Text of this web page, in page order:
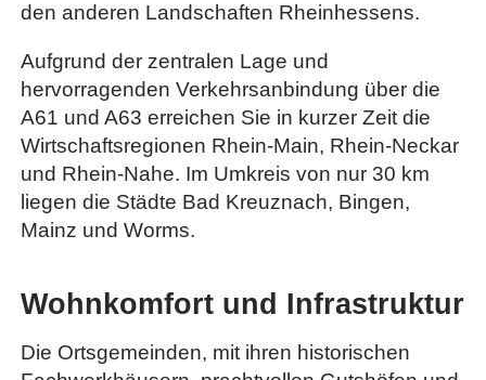
den anderen Landschaften Rheinhessens.
Aufgrund der zentralen Lage und
hervorragenden Verkehrsanbindung über die
A61 und A63 erreichen Sie in kurzer Zeit die
Wirtschaftsregionen Rhein-Main, Rhein-Neckar
und Rhein-Nahe. Im Umkreis von nur 30 km
liegen die Städte Bad Kreuznach, Bingen,
Mainz und Worms.
Wohnkomfort und Infrastruktur
Die Ortsgemeinden, mit ihren historischen